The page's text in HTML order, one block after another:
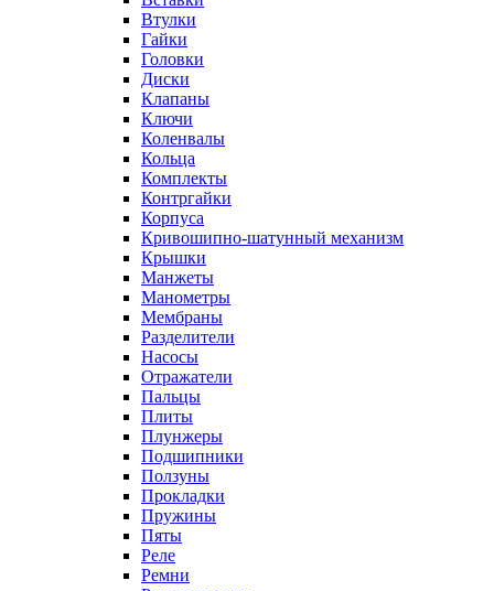
Втулки
Гайки
Головки
Диски
Клапаны
Ключи
Коленвалы
Кольца
Комплекты
Контргайки
Корпуса
Кривошипно-шатунный механизм
Крышки
Манжеты
Манометры
Мембраны
Разделители
Насосы
Отражатели
Пальцы
Плиты
Плунжеры
Подшипники
Ползуны
Прокладки
Пружины
Пяты
Реле
Ремни